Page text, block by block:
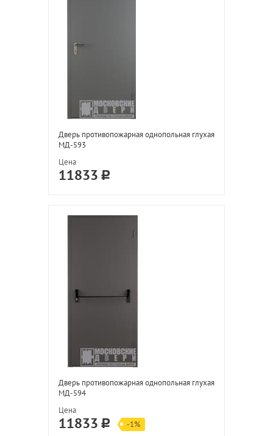
Дверь противопожарная однопольная глухая
МД-593
Цена
11833
Дверь противопожарная однопольная глухая
МД-594
Цена
11833 -1%